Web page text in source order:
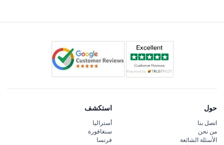
حول
اتصل بنا
من نحن
الأسئلة الشائعة
استكشف
أستراليا
سنغافورة
فرنسا